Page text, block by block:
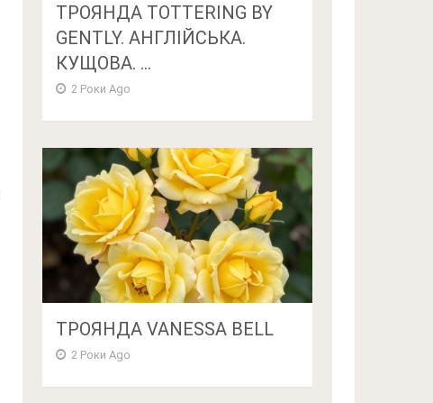
ТРОЯНДА TOTTERING BY
GENTLY. АНГЛІЙСЬКА.
КУЩОВА. ...
2 Роки Ago
ТРОЯНДА VANESSA BELL
2 Роки Ago